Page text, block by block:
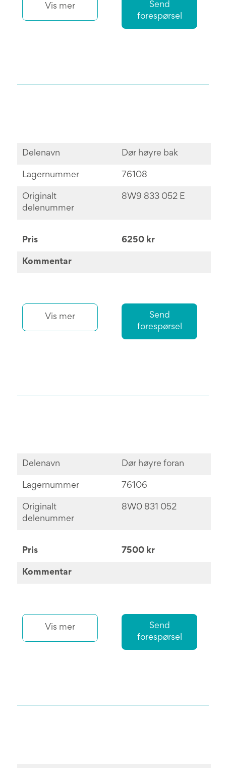
Vis mer
Send
forespørsel
Delenavn Dør høyre bak
Lagernummer 76108
Originalt
delenummer
8W9 833 052 E
Pris 6250 kr
Kommentar
Vis mer
Send
forespørsel
Delenavn Dør høyre foran
Lagernummer 76106
Originalt
delenummer
8W0 831 052
Pris 7500 kr
Kommentar
Vis mer
Send
forespørsel